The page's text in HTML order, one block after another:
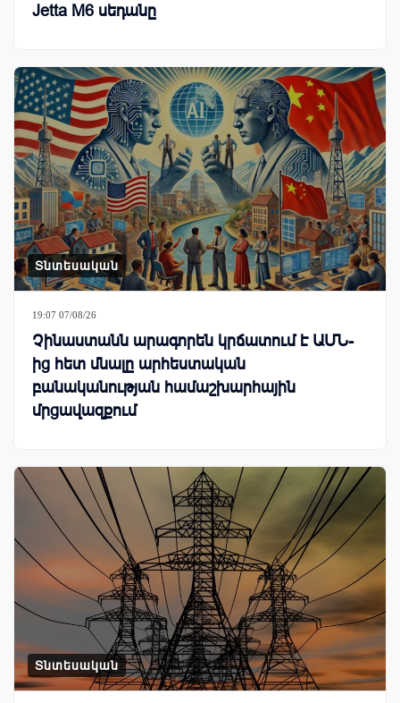
Jetta M6 սեդանը
Տնտեսական
19:07 07/08/26
Չինաստանն արագորեն կրճատում է ԱՄՆ-
ից հետ մնալը արհեստական
բանականության համաշխարհային
մրցավազքում
Տնտեսական